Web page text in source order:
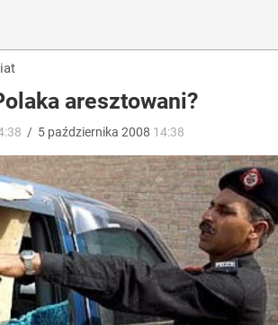
aresztowani?
/ 5 października 2008 14:38